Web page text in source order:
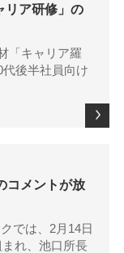
リア研修」の
「キャリア羅
後半社員向け
コメントが放
では、2月14日
れ、池口所長